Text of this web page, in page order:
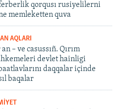
qorqusı rusiyelilerni
memleketten quva
AQLARI
– ve casussıñ. Qırım
devlet hainligi
daqqalar içinde
baqalar